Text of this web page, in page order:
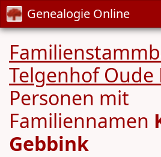
Genealogie Online
Telgenhof Oude
Personen mit
Familiennamen
Gebbink